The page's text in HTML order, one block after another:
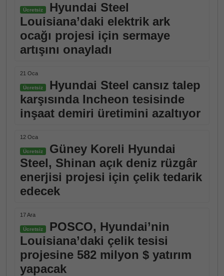
Ücretsiz
Hyundai Steel
Louisiana’daki elektrik ark
ocağı projesi için sermaye
artışını onayladı
21 Oca
Ücretsiz
Hyundai Steel cansız talep
karşısında Incheon tesisinde
inşaat demiri üretimini azaltıyor
12 Oca
Ücretsiz
Güney Koreli Hyundai
Steel, Shinan açık deniz rüzgâr
enerjisi projesi için çelik tedarik
edecek
17 Ara
Ücretsiz
POSCO, Hyundai’nin
Louisiana’daki çelik tesisi
projesine 582 milyon $ yatırım
yapacak